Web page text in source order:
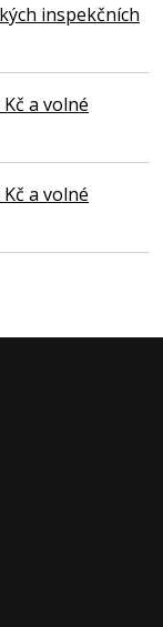
inspekčních
a volné
a volné